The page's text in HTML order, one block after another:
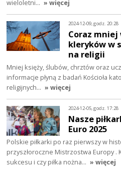
wieloletni… » więcej
2024-12-09, godz. 20:28
Coraz mniej
kleryków w
na religii
Mniej księży, ślubów, chrztów oraz
informacje płyną z badań Kościoła
religijnych… » więcej
2024-12-05, godz. 17:28
Nasze
Euro 2025
Polskie piłkarki po raz pierwszy w
przyszłoroczne Mistrzostwa Europy .
sukcesu i czy piłka nożna… » więcej